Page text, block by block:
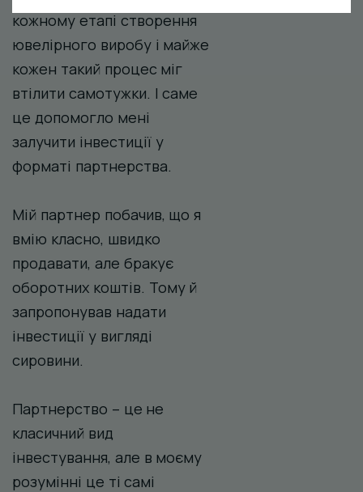
кожному етапі створення
ювелірного виробу і майже
кожен такий процес міг
втілити самотужки. І саме
це допомогло мені
залучити інвестиції у
форматі партнерства.
Мій партнер побачив, що я
вмію класно, швидко
продавати, але бракує
оборотних коштів. Тому й
запропонував надати
інвестиції у вигляді
сировини.
Партнерство – це не
класичний вид
інвестування, але в моєму
розумінні це ті самі